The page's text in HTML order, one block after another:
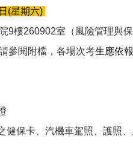
(星期六)
9樓260902室（風險管理與保
參閱附檔，各場次考生應依
健保卡、汽機車駕照、護照、